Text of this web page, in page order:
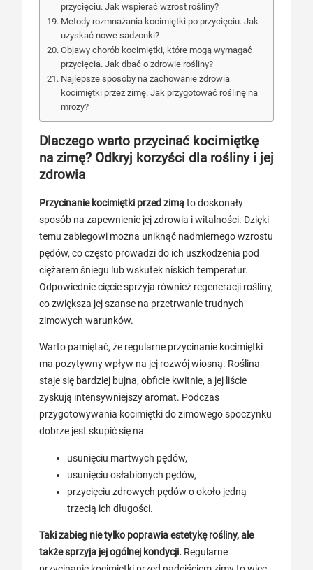
przycięciu. Jak wspierać wzrost rośliny?
Metody rozmnażania kocimiętki po przycięciu. Jak
uzyskać nowe sadzonki?
Objawy chorób kocimiętki, które mogą wymagać
przycięcia. Jak dbać o zdrowie rośliny?
Najlepsze sposoby na zachowanie zdrowia
kocimiętki przez zimę. Jak przygotować roślinę na
mrozy?
Dlaczego warto przycinać kocimiętkę
na zimę? Odkryj korzyści dla rośliny i jej
zdrowia
Przycinanie kocimiętki przed zimąto doskonały
sposób na zapewnienie jej zdrowia i witalności. Dzięki
temu zabiegowi można uniknąć nadmiernego wzrostu
pędów, co często prowadzi do ich uszkodzenia pod
ciężarem śniegu lub wskutek niskich temperatur.
Odpowiednie cięcie sprzyja również regeneracji rośliny,
co zwiększa jej szanse na przetrwanie trudnych
zimowych warunków.
Warto pamiętać, że regularne przycinanie kocimiętki
ma pozytywny wpływ na jej rozwój wiosną. Roślina
staje się bardziej bujna, obficie kwitnie, a jej liście
zyskują intensywniejszy aromat. Podczas
przygotowywania kocimiętki do zimowego spoczynku
dobrze jest skupić się na:
usunięciu martwych pędów,
usunięciu osłabionych pędów,
przycięciu zdrowych pędów o około jedną
trzecią ich długości.
Taki zabieg nie tylko poprawia estetykę rośliny, ale
także sprzyja jej ogólnej kondycji. Regularne